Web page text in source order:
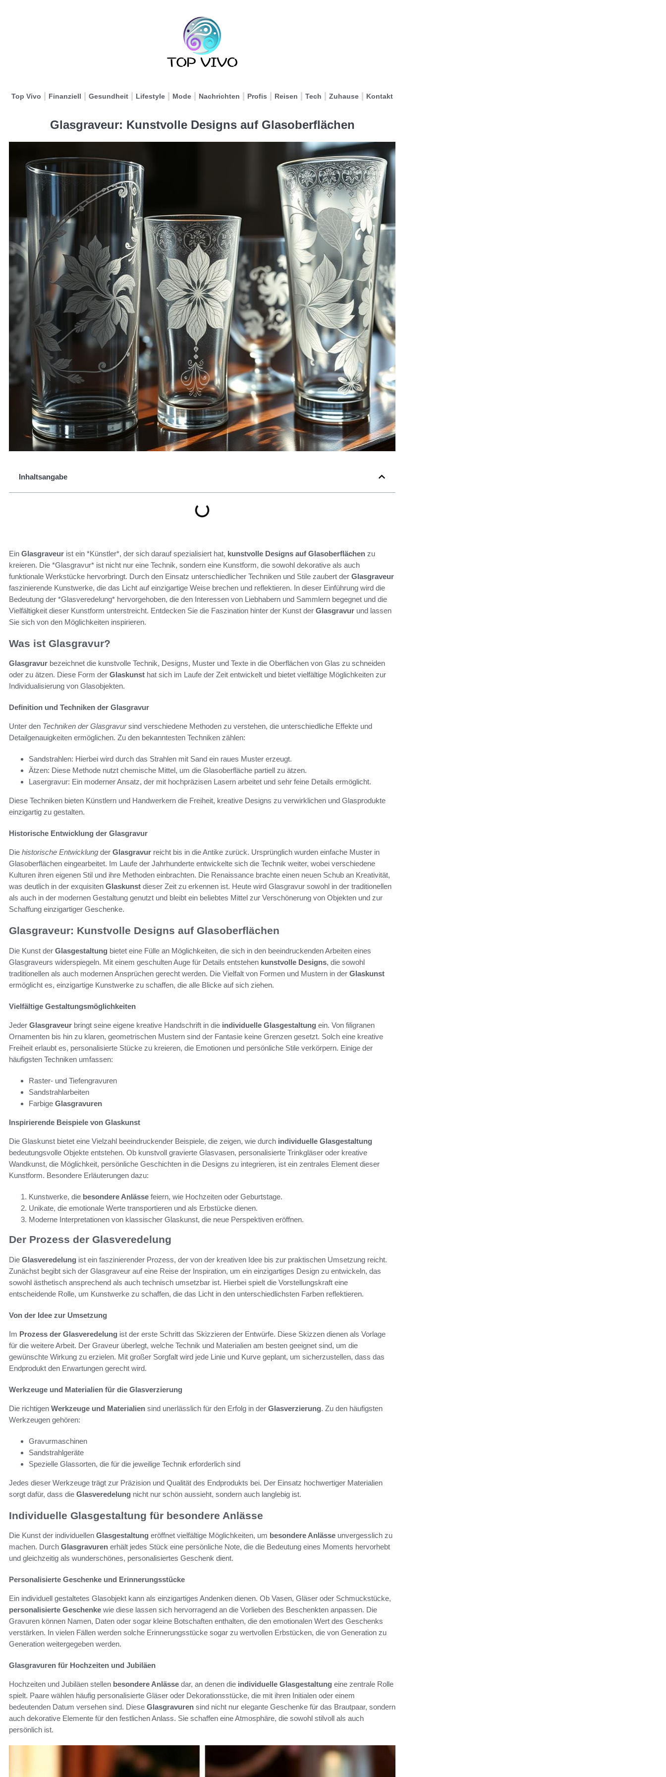
Top Vivo Finanziell Gesundheit Lifestyle Mode Nachrichten Profis Reisen Tech Zuhause Kontakt
Glasgraveur: Kunstvolle Designs auf Glasoberflächen
Inhaltsangabe
Ein Glasgraveur ist ein *Künstler*, der sich darauf spezialisiert hat, kunstvolle Designs auf Glasoberflächen zu
kreieren. Die *Glasgravur* ist nicht nur eine Technik, sondern eine Kunstform, die sowohl dekorative als auch
funktionale Werkstücke hervorbringt. Durch den Einsatz unterschiedlicher Techniken und Stile zaubert der Glasgraveur
faszinierende Kunstwerke, die das Licht auf einzigartige Weise brechen und reflektieren. In dieser Einführung wird die
Bedeutung der *Glasveredelung* hervorgehoben, die den Interessen von Liebhabern und Sammlern begegnet und die
Vielfältigkeit dieser Kunstform unterstreicht. Entdecken Sie die Faszination hinter der Kunst der Glasgravur und lassen
Sie sich von den Möglichkeiten inspirieren.
Was ist Glasgravur?
Glasgravur bezeichnet die kunstvolle Technik, Designs, Muster und Texte in die Oberflächen von Glas zu schneiden
oder zu ätzen. Diese Form der Glaskunst hat sich im Laufe der Zeit entwickelt und bietet vielfältige Möglichkeiten zur
Individualisierung von Glasobjekten.
Definition und Techniken der Glasgravur
Unter den Techniken der Glasgravursind verschiedene Methoden zu verstehen, die unterschiedliche Effekte und
Detailgenauigkeiten ermöglichen. Zu den bekanntesten Techniken zählen:
Sandstrahlen: Hierbei wird durch das Strahlen mit Sand ein raues Muster erzeugt.
Ätzen: Diese Methode nutzt chemische Mittel, um die Glasoberfläche partiell zu ätzen.
Lasergravur: Ein moderner Ansatz, der mit hochpräzisen Lasern arbeitet und sehr feine Details ermöglicht.
Diese Techniken bieten Künstlern und Handwerkern die Freiheit, kreative Designs zu verwirklichen und Glasprodukte
einzigartig zu gestalten.
Historische Entwicklung der Glasgravur
Die historische Entwicklung der Glasgravur reicht bis in die Antike zurück. Ursprünglich wurden einfache Muster in
Glasoberflächen eingearbeitet. Im Laufe der Jahrhunderte entwickelte sich die Technik weiter, wobei verschiedene
Kulturen ihren eigenen Stil und ihre Methoden einbrachten. Die Renaissance brachte einen neuen Schub an Kreativität,
was deutlich in der exquisiten Glaskunst dieser Zeit zu erkennen ist. Heute wird Glasgravur sowohl in der traditionellen
als auch in der modernen Gestaltung genutzt und bleibt ein beliebtes Mittel zur Verschönerung von Objekten und zur
Schaffung einzigartiger Geschenke.
Glasgraveur: Kunstvolle Designs auf Glasoberflächen
Die Kunst der Glasgestaltung bietet eine Fülle an Möglichkeiten, die sich in den beeindruckenden Arbeiten eines
Glasgraveurs widerspiegeln. Mit einem geschulten Auge für Details entstehen kunstvolle Designs, die sowohl
traditionellen als auch modernen Ansprüchen gerecht werden. Die Vielfalt von Formen und Mustern in der Glaskunst
ermöglicht es, einzigartige Kunstwerke zu schaffen, die alle Blicke auf sich ziehen.
Vielfältige Gestaltungsmöglichkeiten
Jeder Glasgraveur bringt seine eigene kreative Handschrift in die individuelle Glasgestaltung ein. Von filigranen
Ornamenten bis hin zu klaren, geometrischen Mustern sind der Fantasie keine Grenzen gesetzt. Solch eine kreative
Freiheit erlaubt es, personalisierte Stücke zu kreieren, die Emotionen und persönliche Stile verkörpern. Einige der
häufigsten Techniken umfassen:
Raster- und Tiefengravuren
Sandstrahlarbeiten
Farbige Glasgravuren
Inspirierende Beispiele von Glaskunst
Die Glaskunst bietet eine Vielzahl beeindruckender Beispiele, die zeigen, wie durch individuelle Glasgestaltung
bedeutungsvolle Objekte entstehen. Ob kunstvoll gravierte Glasvasen, personalisierte Trinkgläser oder kreative
Wandkunst, die Möglichkeit, persönliche Geschichten in die Designs zu integrieren, ist ein zentrales Element dieser
Kunstform. Besondere Erläuterungen dazu:
Kunstwerke, die besondere Anlässe feiern, wie Hochzeiten oder Geburtstage.
Unikate, die emotionale Werte transportieren und als Erbstücke dienen.
Moderne Interpretationen von klassischer Glaskunst, die neue Perspektiven eröffnen.
Der Prozess der Glasveredelung
Die Glasveredelung ist ein faszinierender Prozess, der von der kreativen Idee bis zur praktischen Umsetzung reicht.
Zunächst begibt sich der Glasgraveur auf eine Reise der Inspiration, um ein einzigartiges Design zu entwickeln, das
sowohl ästhetisch ansprechend als auch technisch umsetzbar ist. Hierbei spielt die Vorstellungskraft eine
entscheidende Rolle, um Kunstwerke zu schaffen, die das Licht in den unterschiedlichsten Farben reflektieren.
Von der Idee zur Umsetzung
Im Prozess der Glasveredelung ist der erste Schritt das Skizzieren der Entwürfe. Diese Skizzen dienen als Vorlage
für die weitere Arbeit. Der Graveur überlegt, welche Technik und Materialien am besten geeignet sind, um die
gewünschte Wirkung zu erzielen. Mit großer Sorgfalt wird jede Linie und Kurve geplant, um sicherzustellen, dass das
Endprodukt den Erwartungen gerecht wird.
Werkzeuge und Materialien für die Glasverzierung
Die richtigen Werkzeuge und Materialien sind unerlässlich für den Erfolg in der Glasverzierung. Zu den häufigsten
Werkzeugen gehören:
Gravurmaschinen
Sandstrahlgeräte
Spezielle Glassorten, die für die jeweilige Technik erforderlich sind
Jedes dieser Werkzeuge trägt zur Präzision und Qualität des Endprodukts bei. Der Einsatz hochwertiger Materialien
sorgt dafür, dass die Glasveredelung nicht nur schön aussieht, sondern auch langlebig ist.
Individuelle Glasgestaltung für besondere Anlässe
Die Kunst der individuellen Glasgestaltung eröffnet vielfältige Möglichkeiten, um besondere Anlässe unvergesslich zu
machen. Durch Glasgravuren erhält jedes Stück eine persönliche Note, die die Bedeutung eines Moments hervorhebt
und gleichzeitig als wunderschönes, personalisiertes Geschenk dient.
Personalisierte Geschenke und Erinnerungsstücke
Ein individuell gestaltetes Glasobjekt kann als einzigartiges Andenken dienen. Ob Vasen, Gläser oder Schmuckstücke,
personalisierte Geschenke wie diese lassen sich hervorragend an die Vorlieben des Beschenkten anpassen. Die
Gravuren können Namen, Daten oder sogar kleine Botschaften enthalten, die den emotionalen Wert des Geschenks
verstärken. In vielen Fällen werden solche Erinnerungsstücke sogar zu wertvollen Erbstücken, die von Generation zu
Generation weitergegeben werden.
Glasgravuren für Hochzeiten und Jubiläen
Hochzeiten und Jubiläen stellen besondere Anlässe dar, an denen die individuelle Glasgestaltung eine zentrale Rolle
spielt. Paare wählen häufig personalisierte Gläser oder Dekorationsstücke, die mit ihren Initialen oder einem
bedeutenden Datum versehen sind. Diese Glasgravuren sind nicht nur elegante Geschenke für das Brautpaar, sondern
auch dekorative Elemente für den festlichen Anlass. Sie schaffen eine Atmosphäre, die sowohl stilvoll als auch
persönlich ist.